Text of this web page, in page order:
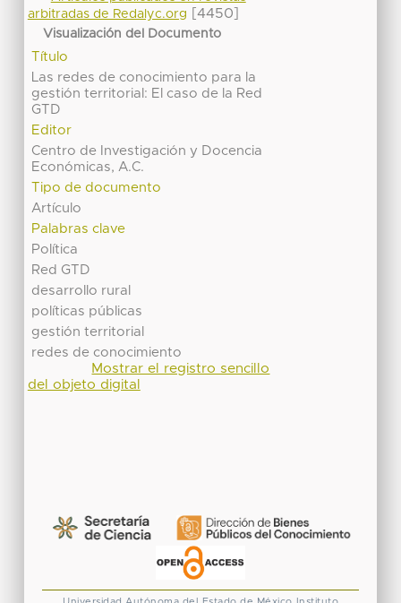
arbitradas de Redalyc.org
[4450]
Visualización del Documento
Título
Las redes de conocimiento para la
gestión territorial: El caso de la Red
GTD
Editor
Centro de Investigación y Docencia
Económicas, A.C.
Tipo de documento
Artículo
Palabras clave
Política
Red GTD
desarrollo rural
políticas públicas
gestión territorial
redes de conocimiento
Mostrar el registro sencillo
del objeto digital